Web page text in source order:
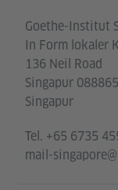
Goethe-Institut
In Form lokaler
136 Neil Road
Singapur 088865
Singapur
Tel. +65 6735
mail-